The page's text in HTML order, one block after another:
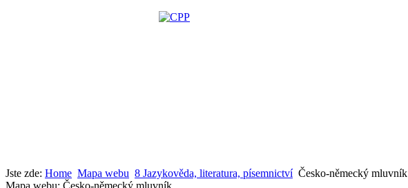
Jste zde: Home Mapa webu 8 Jazykověda, literatura, písemnictví Česko-německý mluvník
Mapa webu: Česko-německý mluvník